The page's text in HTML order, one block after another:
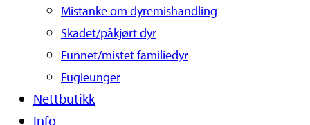
Mistanke om dyremishandling
Skadet/påkjørt dyr
Funnet/mistet familiedyr
Fugleunger
Nettbutikk
Info